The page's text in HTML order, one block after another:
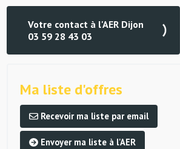
Votre contact à l'AER Dijon
03 59 28 43 03
Ma liste d'offres
Recevoir ma liste par email
Envoyer ma liste à l'AER